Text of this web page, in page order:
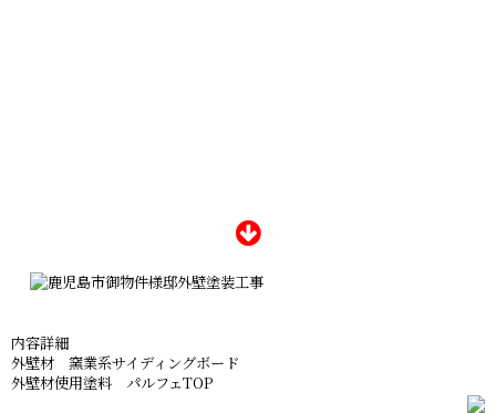
内容詳細
外壁材 窯業系サイディングボード
外壁材使用塗料 パルフェTOP